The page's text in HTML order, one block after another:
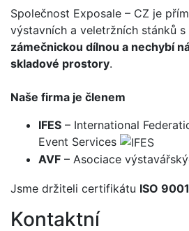
Společnost Exposale – CZ je
výstavních a veletržních stánků s
zámečnickou dílnou a nechybí
skladové prostory.
Naše firma je členem
IFES – International
Event Services
AVF – Asociace
Jsme držiteli certifikátu ISO
Kontaktní